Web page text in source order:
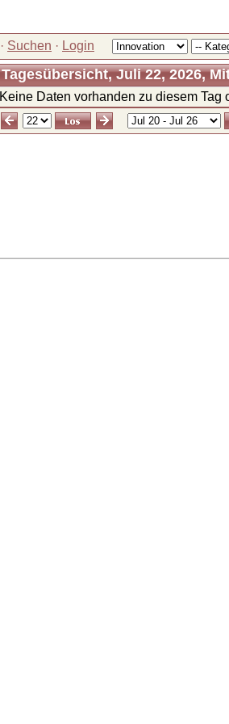
· Suchen · Login
Tagesübersicht, Juli 22, 2026,
Keine Daten vorhanden zu diesem Tag